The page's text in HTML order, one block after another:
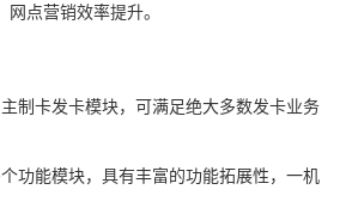
点营销效率提升。
主制卡发卡模块，可满足绝大多数发卡业务
个功能模块，具有丰富的功能拓展性，一机